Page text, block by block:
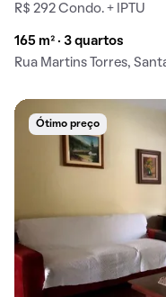
R$ 292 Condo. + IPTU
165 m² · 3 quartos
Rua Martins Torres,
Ótimo preço